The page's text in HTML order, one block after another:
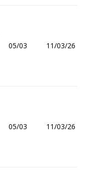
05/03 11/03/26
05/03 11/03/26